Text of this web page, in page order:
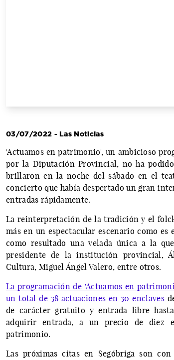
03/07/2022 - Las Noticias
'Actuamos en patrimonio', un ambicioso
por la Diputación Provincial, no ha
brillaron en la noche del sábado en el
concierto que había despertado un gran
entradas rápidamente.
La reinterpretación de la tradición y el
más en un espectacular escenario como es
como resultado una velada única a la
presidente de la institución provincial,
Cultura, Miguel Ángel Valero, entre otros.
La programación de 'Actuamos en
un total de 38 actuaciones en 30 enclaves
de carácter gratuito y entrada libre
adquirir entrada, a un precio de diez
patrimonio.
Las próximas citas en Segóbriga son